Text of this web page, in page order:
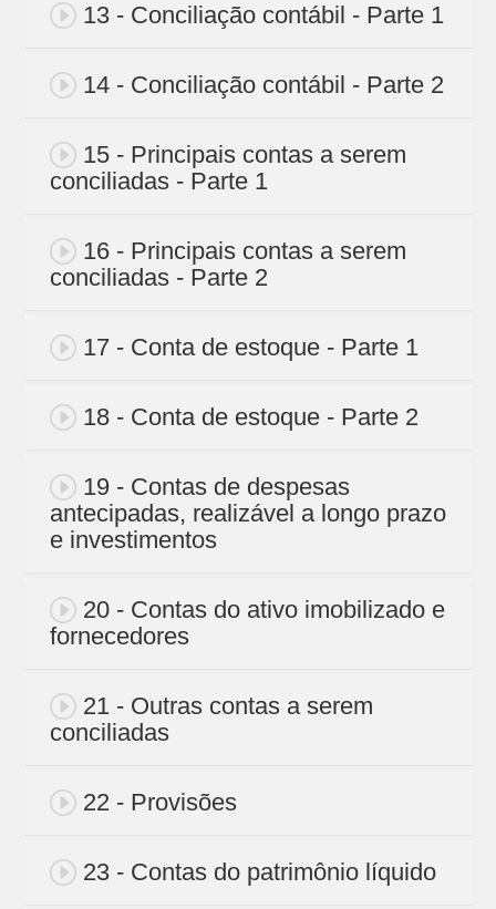
13 - Conciliação contábil - Parte 1
14 - Conciliação contábil - Parte 2
15 - Principais contas a serem
conciliadas - Parte 1
16 - Principais contas a serem
conciliadas - Parte 2
17 - Conta de estoque - Parte 1
18 - Conta de estoque - Parte 2
19 - Contas de despesas
antecipadas, realizável a longo prazo
e investimentos
20 - Contas do ativo imobilizado e
fornecedores
21 - Outras contas a serem
conciliadas
22 - Provisões
23 - Contas do patrimônio líquido